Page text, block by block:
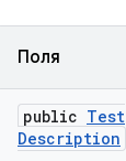
Поля
public Test
Description